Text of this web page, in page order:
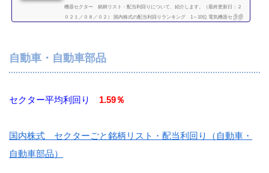
機器セクター 銘柄リスト・配当利回りについて、紹介します。（最終更新日：２
０２１／０８／０２） 国内株式の配当利回りランキング 1～10位 電気機器セクタ
ユアサ コーポレーション28.61.756...
続きを読む
自動車・自動車部品
セクター平均利回り 1.59％
国内株式 セクターごと銘柄リスト・配当利回り（自動車・
自動車部品）